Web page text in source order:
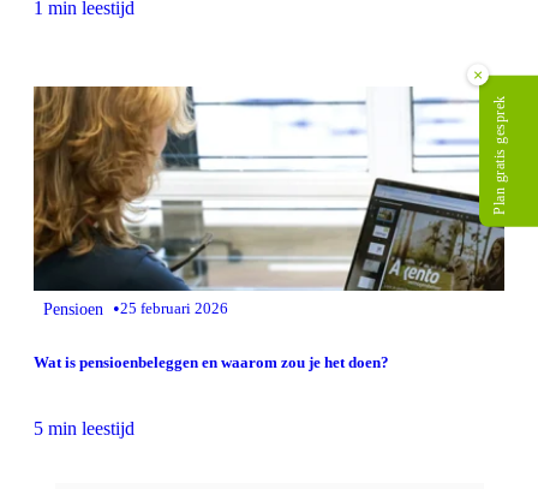
1 min leestijd
Pensioen •25 februari 2026
Wat is pensioenbeleggen en waarom zou je het doen?
5 min leestijd
×
Plan gratis gesprek